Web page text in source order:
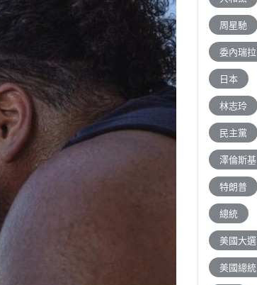
周星馳
委內瑞拉
日本
林志玲
民主黨
澤倫斯基
特朗普
總統
美國大選
美國總統